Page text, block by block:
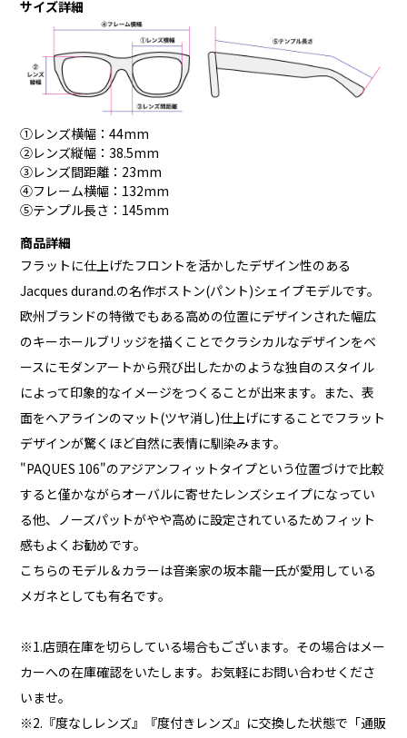
サイズ詳細
①レンズ横幅：44mm
②レンズ縦幅：38.5mm
③レンズ間距離：23mm
④フレーム横幅：132mm
⑤テンプル長さ：145mm
商品詳細
フラットに仕上げたフロントを活かしたデザイン性のある
Jacques durand.の名作ボストン(パント)シェイプモデルです。
欧州ブランドの特徴でもある高めの位置にデザインされた幅広
のキーホールブリッジを描くことでクラシカルなデザインをベ
ースにモダンアートから飛び出したかのような独自のスタイル
によって印象的なイメージをつくることが出来ます。また、表
面をヘアラインのマット(ツヤ消し)仕上げにすることでフラット
デザインが驚くほど自然に表情に馴染みます。
"PAQUES 106"のアジアンフィットタイプという位置づけで比較
すると僅かながらオーバルに寄せたレンズシェイプになってい
る他、ノーズパットがやや高めに設定されているためフィット
感もよくお勧めです。
こちらのモデル＆カラーは音楽家の坂本龍一氏が愛用している
メガネとしても有名です。
※1.店頭在庫を切らしている場合もございます。その場合はメー
カーへの在庫確認をいたします。お気軽にお問い合わせくださ
いませ。
※2.『度なしレンズ』『度付きレンズ』に交換した状態で「通販